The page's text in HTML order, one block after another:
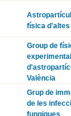
física d'altes
Group de
experimental
València
Grup de
de les
fungiques